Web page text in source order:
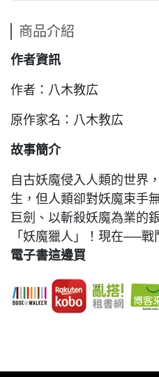
商品介紹
作者資訊
作者：八木教広
原作家名：八木教広
故事簡介
自古妖魔侵入人類的世界
生，但人類卻對妖魔束手
巨劍、以斬殺妖魔為業的
「妖魔獵人」！現在──戰
電子書這邊買